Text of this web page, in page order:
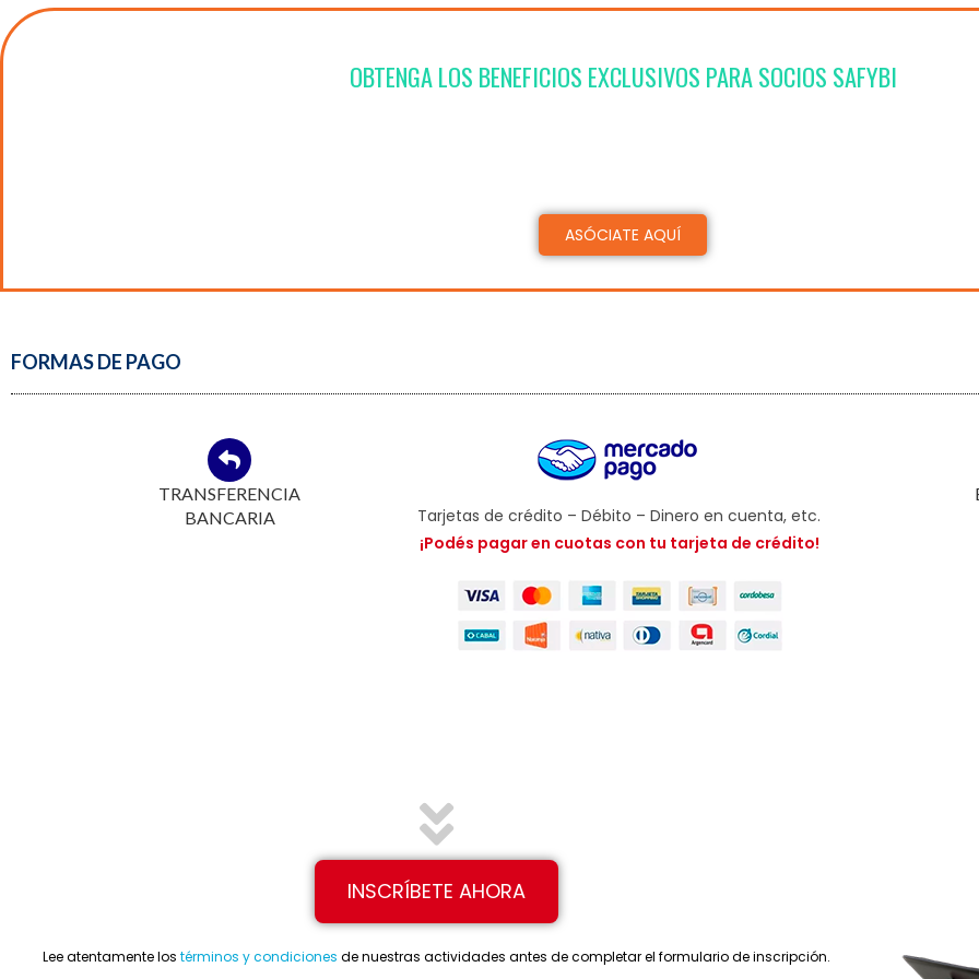
OBTENGA LOS BENEFICIOS EXCLUSIVOS PARA SOCIOS SAFYBI
ASÓCIATE AQUÍ
FORMAS DE PAGO
TRANSFERENCIA
BANCARIA
Tarjetas de crédito – Débito – Dinero en cuenta, etc.
¡Podés pagar en cuotas con tu tarjeta de crédito!
INSCRÍBETE AHORA
Lee atentamente los términos y condiciones de nuestras actividades antes de completar el formulario de inscripción.